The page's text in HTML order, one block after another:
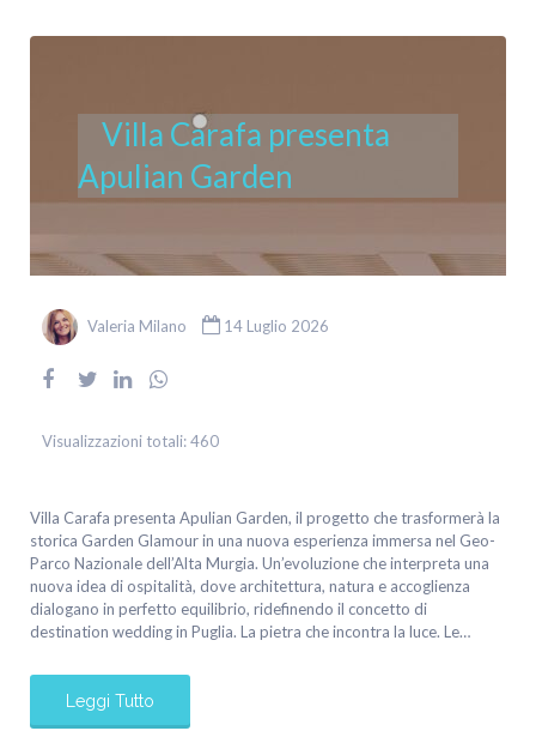
Villa Carafa presenta
Apulian Garden
Valeria Milano 14 Luglio 2026
Visualizzazioni totali:460
Villa Carafa presenta Apulian Garden, il progetto che trasformerà la
storica Garden Glamour in una nuova esperienza immersa nel Geo-
Parco Nazionale dell’Alta Murgia. Un’evoluzione che interpreta una
nuova idea di ospitalità, dove architettura, natura e accoglienza
dialogano in perfetto equilibrio, ridefinendo il concetto di
destination wedding in Puglia. La pietra che incontra la luce. Le…
Leggi Tutto